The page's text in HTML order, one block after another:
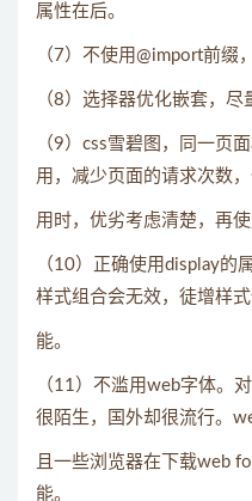
属性在后。
（7）不使用@import前缀
（8）选择器优化嵌套，尽
（9）css雪碧图，同一页
用，减少页面的请求次数
用时，优劣考虑清楚，再使
（10）正确使用display的
样式组合会无效，徒增样
能。
（11）不滥用web字体。
很陌生，国外却很流行。
且一些浏览器在下载web
能。